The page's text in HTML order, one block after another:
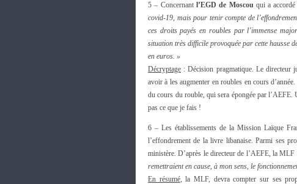
5 – Concernant l’EGD de Moscouqui a accordé
covid-19, mais pour tenir compte de
ces droits payés en roubles par l’immense
situation très difficile provoquée par cette hausse
en euros. »
Décryptage : Décision pragmatique. Le directeur
avoir à les augmenter en roubles en cours
du cours du rouble, qui sera épongée par l’AEFE.
pas ce que je fais !
6 – Les établissements de la Mission Laïque
l’effondrement de la livre libanaise. Parmi ses
ministère. D’après le directeur de l’AEFE, la
remettraient en cause, à mon sens, le
En résumé, la MLF, devra compter sur ses